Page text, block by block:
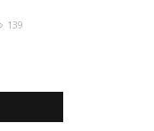
139